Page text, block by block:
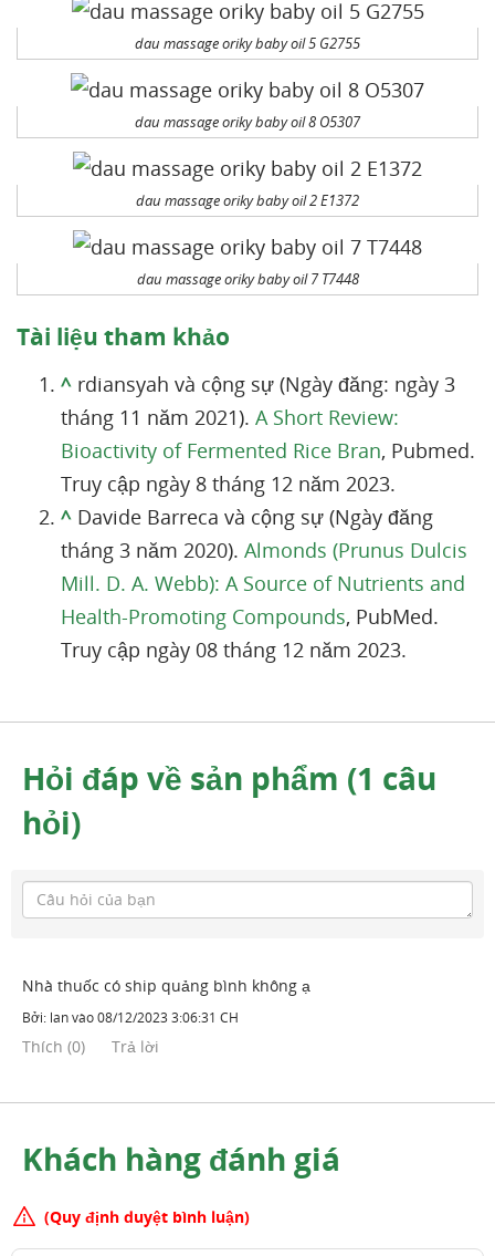
dau massage oriky baby oil 5 G2755
dau massage oriky baby oil 8 O5307
dau massage oriky baby oil 2 E1372
dau massage oriky baby oil 7 T7448
Tài liệu tham khảo
^ rdiansyah và cộng sự (Ngày đăng: ngày 3
tháng 11 năm 2021). A Short Review:
Bioactivity of Fermented Rice Bran, Pubmed.
Truy cập ngày 8 tháng 12 năm 2023.
^ Davide Barreca và cộng sự (Ngày đăng
tháng 3 năm 2020). Almonds (Prunus Dulcis
Mill. D. A. Webb): A Source of Nutrients and
Health-Promoting Compounds, PubMed.
Truy cập ngày 08 tháng 12 năm 2023.
Hỏi đáp về sản phẩm (1 câu
hỏi)
Nhà thuốc có ship quảng bình không ạ
Bởi: lanvào08/12/2023 3:06:31 CH
Thích (0) Trả lời
Khách hàng đánh giá
(Quy định duyệt bình luận)